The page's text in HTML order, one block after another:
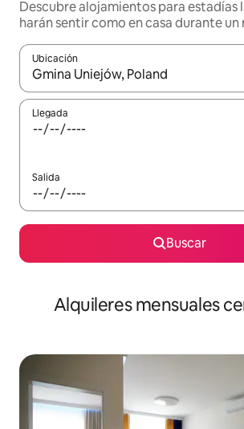
Descubre alojamientos para estadías
harán sentir como en casa durante un
Ubicación
Cuando los resultados estén
Llegada
Salida
Buscar
Alquileres mensuales